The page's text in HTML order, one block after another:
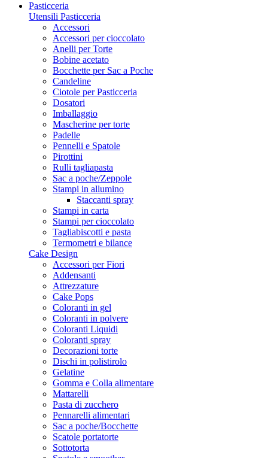
Pasticceria
Utensili Pasticceria
Accessori
Accessori per cioccolato
Anelli per Torte
Bobine acetato
Bocchette per Sac a Poche
Candeline
Ciotole per Pasticceria
Dosatori
Imballaggio
Mascherine per torte
Padelle
Pennelli e Spatole
Pirottini
Rulli tagliapasta
Sac a poche/Zeppole
Stampi in allumino
Staccanti spray
Stampi in carta
Stampi per cioccolato
Tagliabiscotti e pasta
Termometri e bilance
Cake Design
Accessori per Fiori
Addensanti
Attrezzature
Cake Pops
Coloranti in gel
Coloranti in polvere
Coloranti Liquidi
Coloranti spray
Decorazioni torte
Dischi in polistirolo
Gelatine
Gomma e Colla alimentare
Mattarelli
Pasta di zucchero
Pennarelli alimentari
Sac a poche/Bocchette
Scatole portatorte
Sottotorta